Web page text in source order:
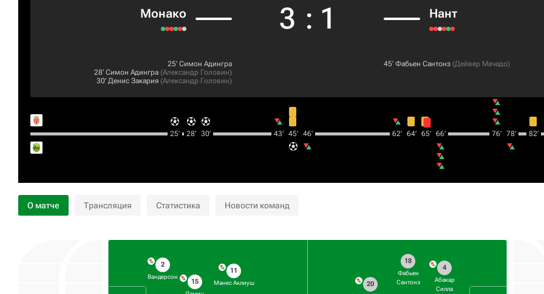
Монако 3 : 1 Нант
25‎’‎ Симон Адингра
28‎’‎ Симон Адингра (Александр Головин)
30‎’‎ Денис Закария (Александр Головин)
45‎’‎ Фабьен Сантонз (Дейвер Мачадо)
25‎’‎ 28‎’‎ 30‎’‎ 43‎’‎ 45‎’‎ 46‎’‎ 62‎’‎ 64‎’‎ 65‎’‎ 66‎’‎ 76‎’‎ 78‎’‎ 82‎’‎
О матче Трансляция Статистика Новости команд
2
Вандерсон
15
11
Манес Аклиуш
4
Абакар
Силла
18
Фабьен
Сантонз
20